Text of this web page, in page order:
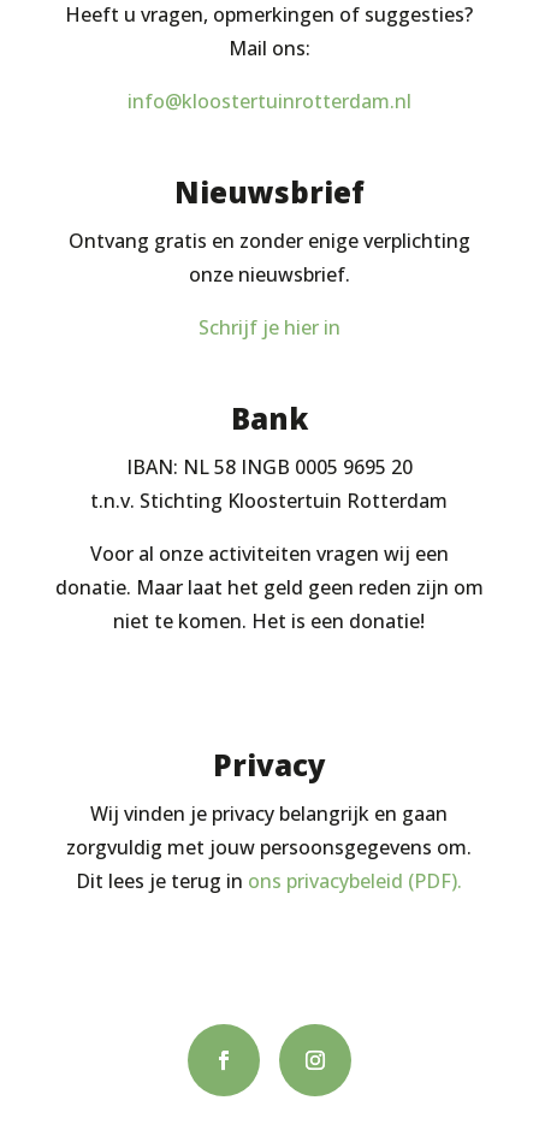
Heeft u vragen, opmerkingen of suggesties?
Mail ons:
info@kloostertuinrotterdam.nl
Nieuwsbrief
Ontvang gratis en zonder enige verplichting
onze nieuwsbrief.
Schrijf je hier in
Bank
IBAN: NL 58 INGB 0005 9695 20
t.n.v. Stichting Kloostertuin Rotterdam
Voor al onze activiteiten vragen wij een
donatie. Maar laat het geld geen reden zijn om
niet te komen. Het is een donatie!
Privacy
Wij vinden je privacy belangrijk en gaan
zorgvuldig met jouw persoonsgegevens om.
Dit lees je terug in ons privacybeleid (PDF).